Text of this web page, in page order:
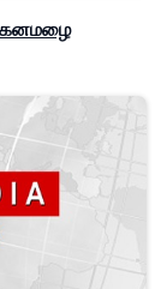
கனமழை